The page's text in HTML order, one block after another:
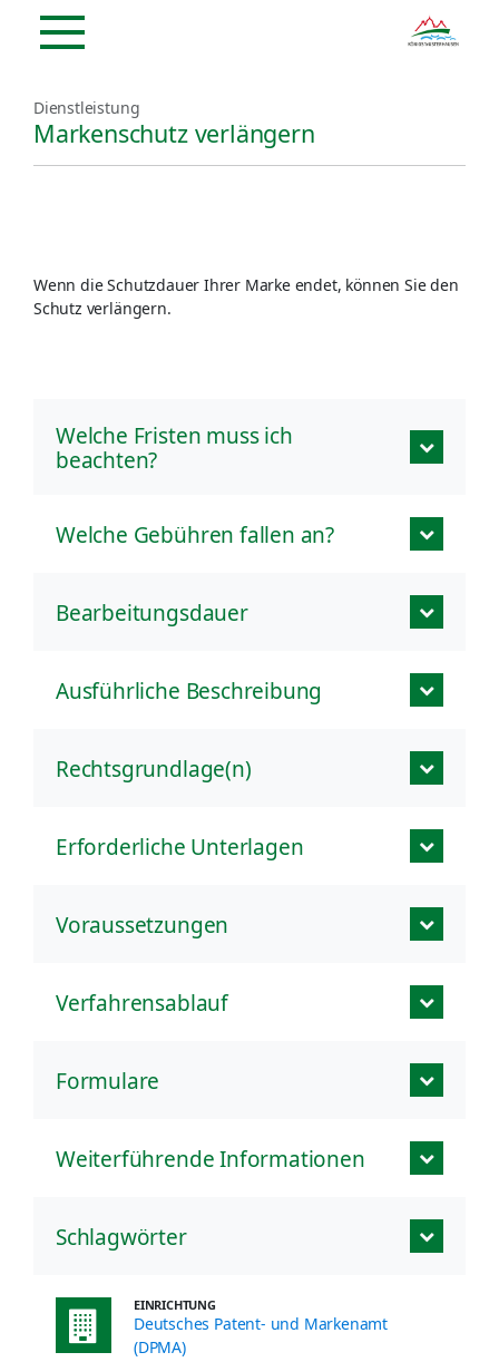
Dienstleistung
Markenschutz verlängern
Wenn die Schutzdauer Ihrer Marke endet, können Sie den
Schutz verlängern.
Welche Fristen muss ich
beachten?
Welche Gebühren fallen an?
Bearbeitungsdauer
Ausführliche Beschreibung
Rechtsgrundlage(n)
Erforderliche Unterlagen
Voraussetzungen
Verfahrensablauf
Formulare
Weiterführende Informationen
Schlagwörter
EINRICHTUNG
Deutsches Patent- und Markenamt
(DPMA)